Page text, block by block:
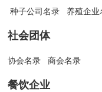
种子公司名录
养殖企业
社会团体
协会名录 商会名录
餐饮企业